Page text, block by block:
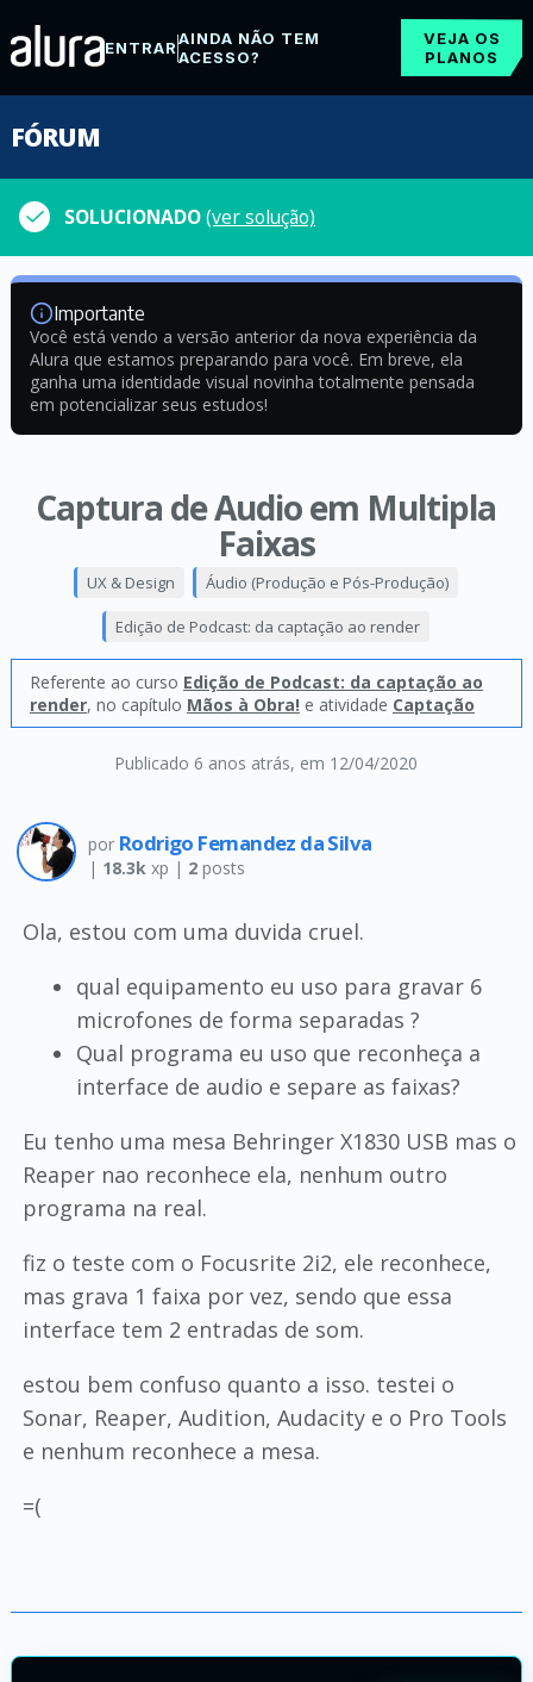
ENTRARAINDA NÃO TEM
ACESSO?
VEJA OS
PLANOS
FÓRUM
SOLUCIONADO(ver solução)
Importante
Você está vendo a versão anterior da nova experiência da
Alura que estamos preparando para você. Em breve, ela
ganha uma identidade visual novinha totalmente pensada
em potencializar seus estudos!
Captura de Audio em Multipla
Faixas
Publicado 6 anos atrás, em 12/04/2020
UX & Design Áudio (Produção e Pós-Produção)
Edição de Podcast: da captação ao render
Referente ao curso Edição de Podcast: da captação ao
render, no capítulo Mãos à Obra! e atividade Captação
por Rodrigo Fernandez da Silva
| 18.3kxp | 2posts
Ola, estou com uma duvida cruel.
qual equipamento eu uso para gravar 6
microfones de forma separadas ?
Qual programa eu uso que reconheça a
interface de audio e separe as faixas?
Eu tenho uma mesa Behringer X1830 USB mas o
Reaper nao reconhece ela, nenhum outro
programa na real.
fiz o teste com o Focusrite 2i2, ele reconhece,
mas grava 1 faixa por vez, sendo que essa
interface tem 2 entradas de som.
estou bem confuso quanto a isso. testei o
Sonar, Reaper, Audition, Audacity e o Pro Tools
e nenhum reconhece a mesa.
=(